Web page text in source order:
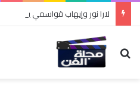
لارا نور وإيهاب قواسمي يشعلان
بحث عن